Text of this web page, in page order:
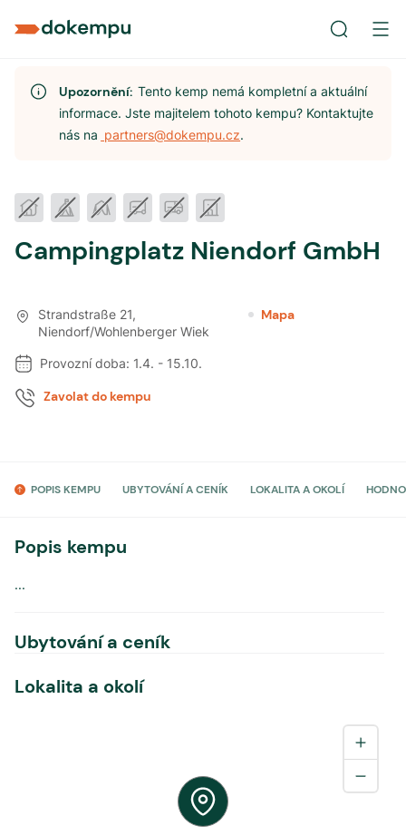
Upozornění:Tento kemp nemá kompletní a aktuální
informace. Jste majitelem tohoto kempu? Kontaktujte
nás na partners@dokempu.cz.
Campingplatz Niendorf GmbH
Strandstraße 21,
Niendorf/Wohlenberger Wiek
Mapa
Provozní doba: 1.4. - 15.10.
Zavolat do kempu
POPIS KEMPU UBYTOVÁNÍ A CENÍK LOKALITA A OKOLÍ
Popis kempu
...
Ubytování a ceník
Lokalita a okolí